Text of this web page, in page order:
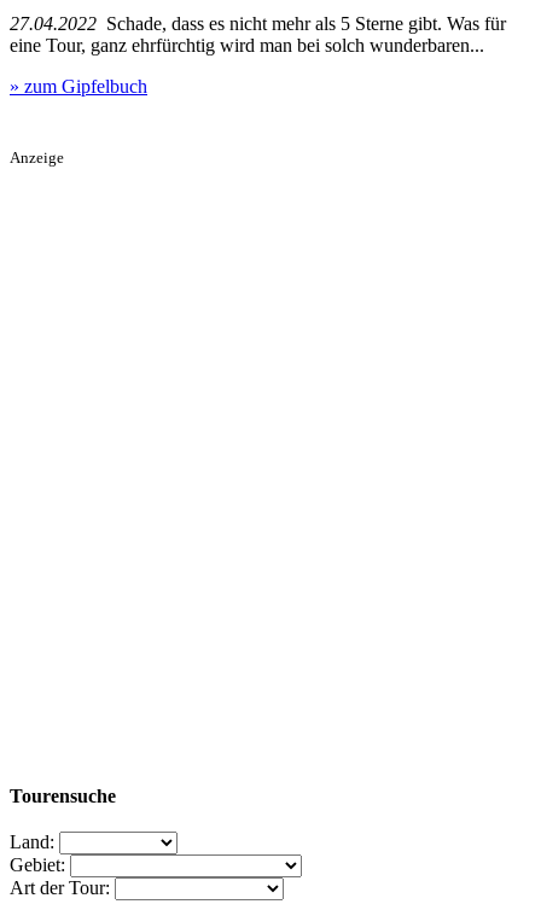
27.04.2022 Schade, dass es nicht mehr als 5 Sterne gibt. Was für
eine Tour, ganz ehrfürchtig wird man bei solch wunderbaren...
» zum Gipfelbuch
Anzeige
Tourensuche
Land:
Gebiet:
Art der Tour: